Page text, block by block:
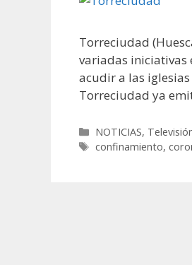
Torreciudad
variadas iniciativas
acudir a las
Torreciudad ya
Categorías
NOTICIAS,
Etiquetas
confinamiento,